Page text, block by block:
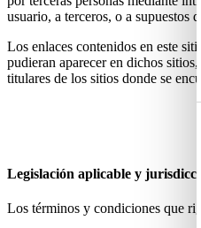
usuario, a terceros, o a supuestos
Los enlaces contenidos en este
pudieran aparecer en dichos
titulares de los sitios donde se
Legislación aplicable y
Los términos y condiciones que